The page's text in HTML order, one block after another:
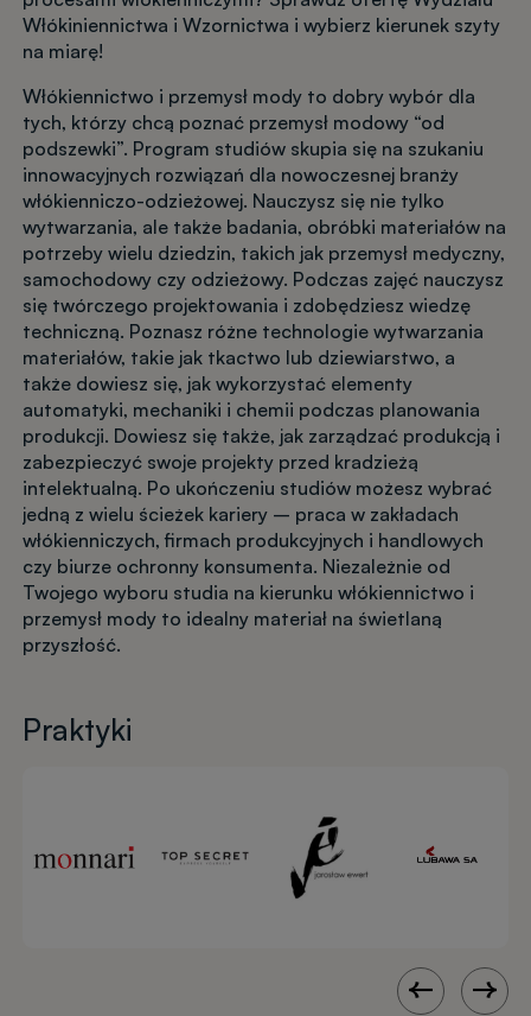
Włókiniennictwa i Wzornictwa i wybierz kierunek szyty
na miarę!
Włókiennictwo i przemysł mody to dobry wybór dla
tych, którzy chcą poznać przemysł modowy “od
podszewki”. Program studiów skupia się na szukaniu
innowacyjnych rozwiązań dla nowoczesnej branży
włókienniczo-odzieżowej. Nauczysz się nie tylko
wytwarzania, ale także badania, obróbki materiałów na
potrzeby wielu dziedzin, takich jak przemysł medyczny,
samochodowy czy odzieżowy. Podczas zajęć nauczysz
się twórczego projektowania i zdobędziesz wiedzę
techniczną. Poznasz różne technologie wytwarzania
materiałów, takie jak tkactwo lub dziewiarstwo, a
także dowiesz się, jak wykorzystać elementy
automatyki, mechaniki i chemii podczas planowania
produkcji. Dowiesz się także, jak zarządzać produkcją i
zabezpieczyć swoje projekty przed kradzieżą
intelektualną. Po ukończeniu studiów możesz wybrać
jedną z wielu ścieżek kariery – praca w zakładach
włókienniczych, firmach produkcyjnych i handlowych
czy biurze ochronny konsumenta. Niezależnie od
Twojego wyboru studia na kierunku włókiennictwo i
przemysł mody to idealny materiał na świetlaną
przyszłość.
Praktyki